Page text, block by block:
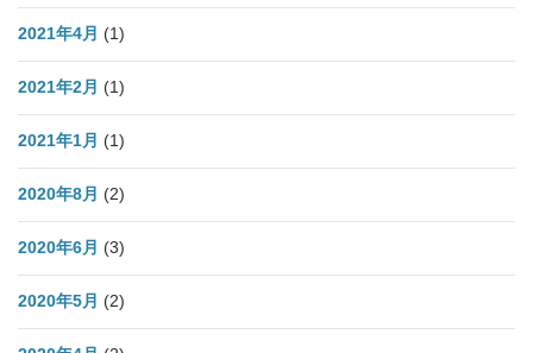
2021年4月 (1)
2021年2月 (1)
2021年1月 (1)
2020年8月 (2)
2020年6月 (3)
2020年5月 (2)